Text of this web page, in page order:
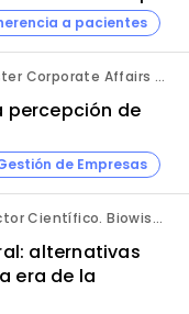
a pacientes
Ángela González. Southern Cluster Corporate Affairs & Patient Partnership Director. Kyowa Kirin.
percepción de
de Empresas
José María Sánchez Torres. Director Científico. Biowise Pharmaceuticals.
alternativas
era de la